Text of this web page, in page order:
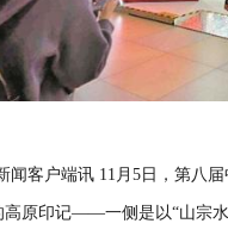
客户端讯 11月5日，第八届
高原印记——一侧是以“山宗